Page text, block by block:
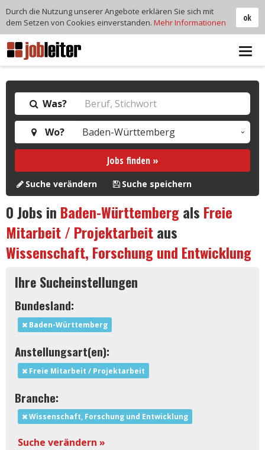
Was?
Wo?
Jobs finden »
Suche verändern Suche speichern
0Jobs in Baden-Württembergals Freie
Mitarbeit / Projektarbeitaus
Wissenschaft, Forschung und Entwicklung
Ihre Sucheinstellungen
Bundesland:
Baden-Württemberg
Anstellungsart(en):
Freie Mitarbeit / Projektarbeit
Branche:
Wissenschaft, Forschung und Entwicklung
Suche verändern »
ok
Durch die Nutzung unserer Angebote erklären Sie sich mit
dem Setzen von Cookies einverstanden. Mehr Informationen